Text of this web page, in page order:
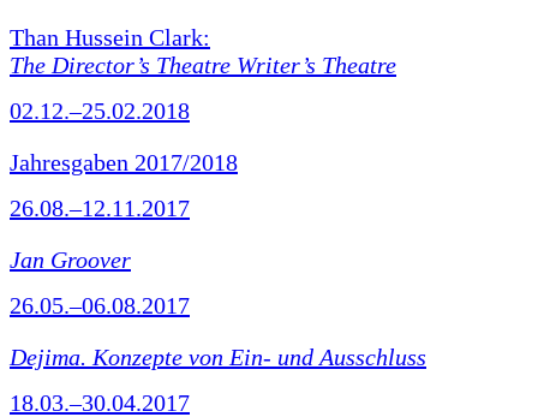
Than Hussein Clark:
The Director’s Theatre Writer’s Theatre
02.12.–25.02.2018
Jahresgaben 2017/2018
26.08.–12.11.2017
Jan Groover
26.05.–06.08.2017
Dejima. Konzepte von Ein- und Ausschluss
18.03.–30.04.2017